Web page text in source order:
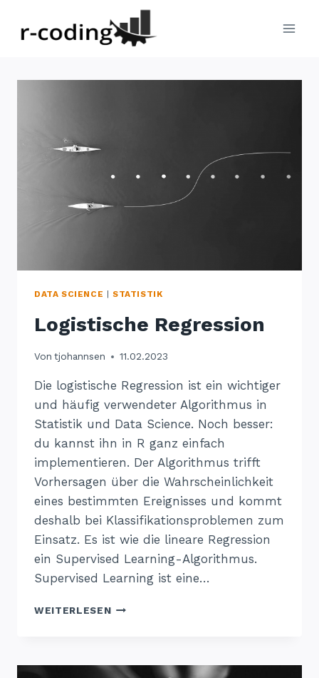
Inhalt
DATA SCIENCE | STATISTIK
Logistische Regression
Von tjohannsen 11.02.2023
Die logistische Regression ist ein wichtiger
und häufig verwendeter Algorithmus in
Statistik und Data Science. Noch besser:
du kannst ihn in R ganz einfach
implementieren. Der Algorithmus trifft
Vorhersagen über die Wahrscheinlichkeit
eines bestimmten Ereignisses und kommt
deshalb bei Klassifikationsproblemen zum
Einsatz. Es ist wie die lineare Regression
ein Supervised Learning-Algorithmus.
Supervised Learning ist eine…
WEITERLESENLOGISTISCHE